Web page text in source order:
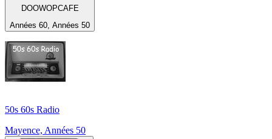
DOOWOPCAFE
Années 60, Années 50
50s 60s Radio
Mayence, Années 50